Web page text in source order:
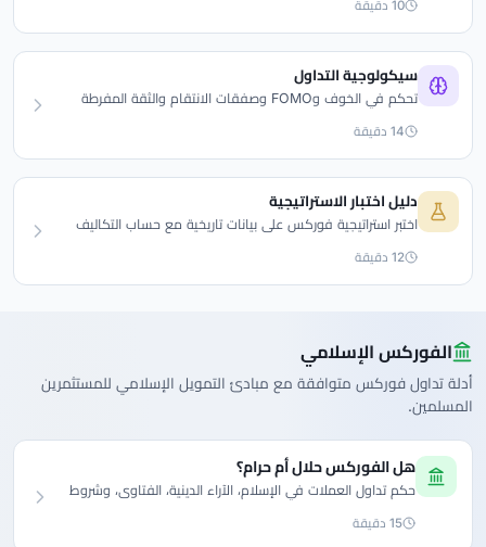
10 دقيقة
سيكولوجية التداول
تحكم في الخوف وFOMO وصفقات الانتقام والثقة المفرطة
14 دقيقة
دليل اختبار الاستراتيجية
اختبر استراتيجية فوركس على بيانات تاريخية مع حساب التكاليف
12 دقيقة
الفوركس الإسلامي
أدلة تداول فوركس متوافقة مع مبادئ التمويل الإسلامي للمستثمرين
المسلمين.
هل الفوركس حلال أم حرام؟
حكم تداول العملات في الإسلام، الآراء الدينية، الفتاوى، وشروط
15 دقيقة